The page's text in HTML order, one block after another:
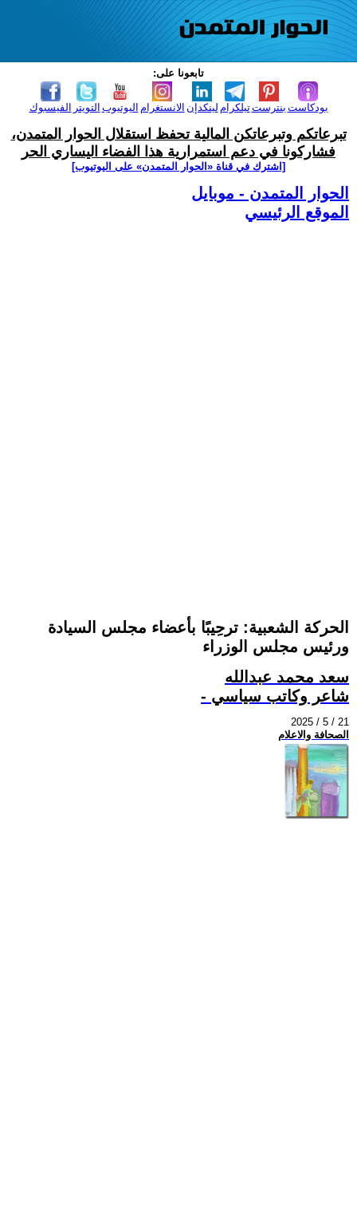
تابعونا على:
الفيسبوك التويتر اليوتيوب الانستغرام لينكدإن تيلكرامبنترست بودكاست
تبرعاتكم وتبرعاتكن المالية تحفظ استقلال الحوار المتمدن،
فشاركونا في دعم استمرارية هذا الفضاء اليساري الحر
[اشترك في قناة ‫«الحوار المتمدن» على اليوتيوب]
الحوار المتمدن - موبايل
الموقع الرئيسي
الحركة الشعبية: ترحِيبًا بأعضاء مجلس السيادة
ورئيس مجلس الوزراء
سعد محمد عبدالله
- شاعر وكاتب سياسي
2025 / 5 / 21
الصحافة والاعلام